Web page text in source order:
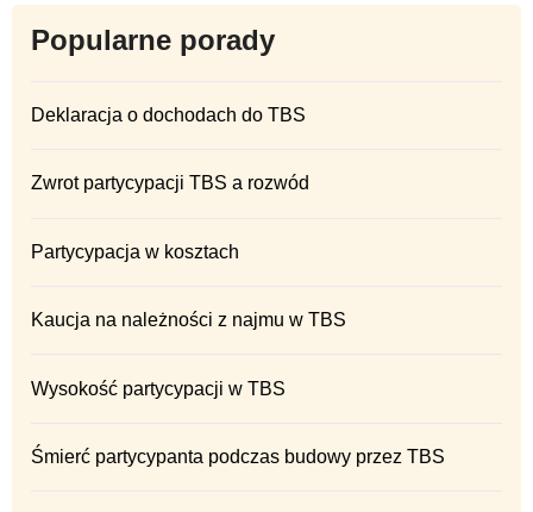
Popularne porady
Deklaracja o dochodach do TBS
Zwrot partycypacji TBS a rozwód
Partycypacja w kosztach
Kaucja na należności z najmu w TBS
Wysokość partycypacji w TBS
Śmierć partycypanta podczas budowy przez TBS